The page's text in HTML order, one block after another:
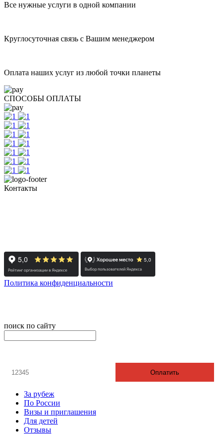
Все нужные услуги в одной компании
Круглосуточная связь с Вашим менеджером
Оплата наших услуг из любой точки планеты
СПОСОБЫ ОПЛАТЫ
Контакты
Политика конфиденциальности
поиск по сайту
Оплатить
За рубеж
По России
Визы и приглашения
Для детей
Отзывы